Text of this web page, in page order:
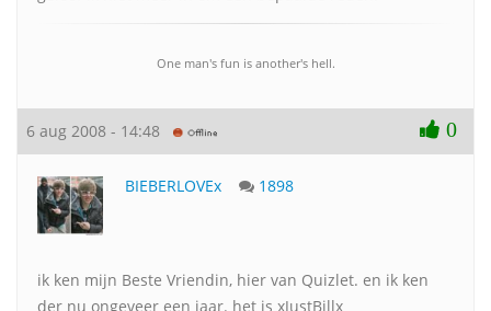
One man's fun is another's hell.
6 aug 2008 - 14:48 0
BIEBERLOVEx 1898
ik ken mijn Beste Vriendin, hier van Quizlet. en ik ken
der nu ongeveer een jaar. het is xJustBillx